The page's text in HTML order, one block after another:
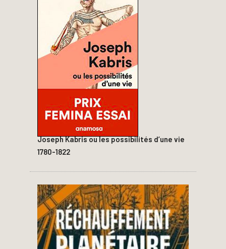
Joseph Kabris ou les possibilités d’une vie
1780-1822